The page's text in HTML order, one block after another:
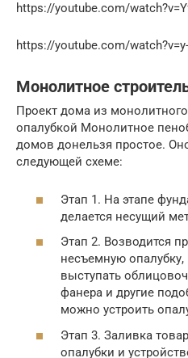
https://youtube.com/
https://youtube.com/
Монолитное
Проект дома из
опалубкой Монолитное
домов донельзя простое.
следующей схеме:
Этап 1. На этапе
делается несущий
Этап 2. Возводится
несъемную опалубку,
выступать
фанера и другие
можно устроить
Этап 3. Заливка
опалубки и